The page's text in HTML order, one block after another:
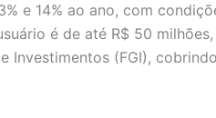
e 14% ao ano, com
é de até R$ 50
Investimentos (FGI),